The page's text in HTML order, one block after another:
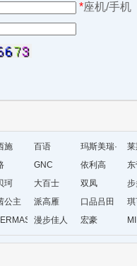
*座机/手机
施 百语
玛斯美瑞·
琳
GNC 依利高
珂 大百士 双凤
公主 派高雁 口品吕田
漫步佳人 宏豪